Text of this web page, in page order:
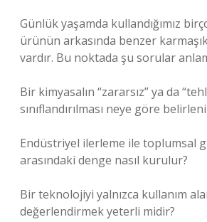
Günlük yaşamda kullandığımız
ürünün arkasında benzer
vardır. Bu noktada şu sorular
Bir kimyasalın “zararsız” ya da
sınıflandırılması neye göre
Endüstriyel ilerleme ile toplumsal
arasındaki denge nasıl kurulur?
Bir teknolojiyi yalnızca kullanım
değerlendirmek yeterli midir?